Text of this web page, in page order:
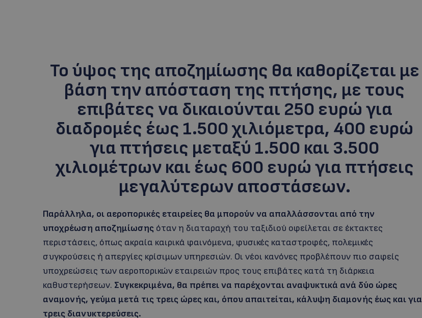
Το ύψος της αποζημίωσης θα καθορίζεται με
βάση την απόσταση της πτήσης, με τους
επιβάτες να δικαιούνται 250 ευρώ για
διαδρομές έως 1.500 χιλιόμετρα, 400 ευρώ
για πτήσεις μεταξύ 1.500 και 3.500
χιλιομέτρων και έως 600 ευρώ για πτήσεις
μεγαλύτερων αποστάσεων.
Παράλληλα, οι αεροπορικές εταιρείες θα μπορούν να απαλλάσσονται από την
υποχρέωση αποζημίωσης όταν η διαταραχή του ταξιδιού οφείλεται σε έκτακτες
περιστάσεις, όπως ακραία καιρικά φαινόμενα, φυσικές καταστροφές, πολεμικές
συγκρούσεις ή απεργίες κρίσιμων υπηρεσιών. Οι νέοι κανόνες προβλέπουν πιο σαφείς
υποχρεώσεις των αεροπορικών εταιρειών προς τους επιβάτες κατά τη διάρκεια
καθυστερήσεων. Συγκεκριμένα, θα πρέπει να παρέχονται αναψυκτικά ανά δύο ώρες
αναμονής, γεύμα μετά τις τρεις ώρες και, όπου απαιτείται, κάλυψη διαμονής έως και για
τρεις διανυκτερεύσεις.